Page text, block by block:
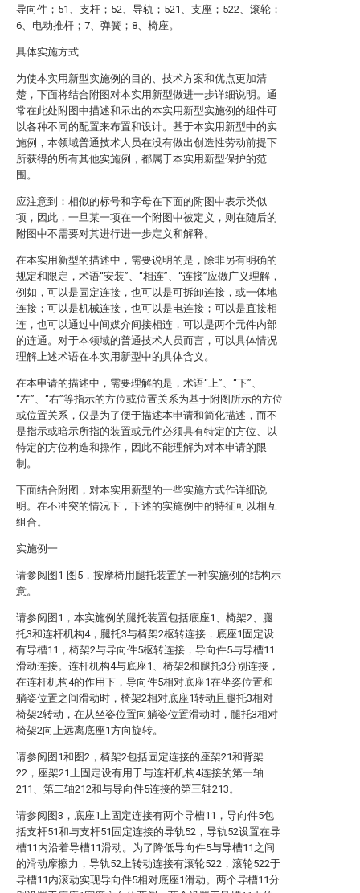
导向件；51、支杆；52、导轨；521、支座；522、滚轮；
6、电动推杆；7、弹簧；8、椅座。
具体实施方式
为使本实用新型实施例的目的、技术方案和优点更加清
楚，下面将结合附图对本实用新型做进一步详细说明。通
常在此处附图中描述和示出的本实用新型实施例的组件可
以各种不同的配置来布置和设计。基于本实用新型中的实
施例，本领域普通技术人员在没有做出创造性劳动前提下
所获得的所有其他实施例，都属于本实用新型保护的范
围。
应注意到：相似的标号和字母在下面的附图中表示类似
项，因此，一旦某一项在一个附图中被定义，则在随后的
附图中不需要对其进行进一步定义和解释。
在本实用新型的描述中，需要说明的是，除非另有明确的
规定和限定，术语“安装”、“相连”、“连接”应做广义理解，
例如，可以是固定连接，也可以是可拆卸连接，或一体地
连接；可以是机械连接，也可以是电连接；可以是直接相
连，也可以通过中间媒介间接相连，可以是两个元件内部
的连通。对于本领域的普通技术人员而言，可以具体情况
理解上述术语在本实用新型中的具体含义。
在本申请的描述中，需要理解的是，术语“上”、“下”、
“左”、“右”等指示的方位或位置关系为基于附图所示的方位
或位置关系，仅是为了便于描述本申请和简化描述，而不
是指示或暗示所指的装置或元件必须具有特定的方位、以
特定的方位构造和操作，因此不能理解为对本申请的限
制。
下面结合附图，对本实用新型的一些实施方式作详细说
明。在不冲突的情况下，下述的实施例中的特征可以相互
组合。
实施例一
请参阅图1-图5，按摩椅用腿托装置的一种实施例的结构示
意。
请参阅图1，本实施例的腿托装置包括底座1、椅架2、腿
托3和连杆机构4，腿托3与椅架2枢转连接，底座1固定设
有导槽11，椅架2与导向件5枢转连接，导向件5与导槽11
滑动连接。连杆机构4与底座1、椅架2和腿托3分别连接，
在连杆机构4的作用下，导向件5相对底座1在坐姿位置和
躺姿位置之间滑动时，椅架2相对底座1转动且腿托3相对
椅架2转动，在从坐姿位置向躺姿位置滑动时，腿托3相对
椅架2向上远离底座1方向旋转。
请参阅图1和图2，椅架2包括固定连接的座架21和背架
22，座架21上固定设有用于与连杆机构4连接的第一轴
211、第二轴212和与导向件5连接的第三轴213。
请参阅图3，底座1上固定连接有两个导槽11，导向件5包
括支杆51和与支杆51固定连接的导轨52，导轨52设置在导
槽11内沿着导槽11滑动。为了降低导向件5与导槽11之间
的滑动摩擦力，导轨52上转动连接有滚轮522，滚轮522于
导槽11内滚动实现导向件5相对底座1滑动。两个导槽11分